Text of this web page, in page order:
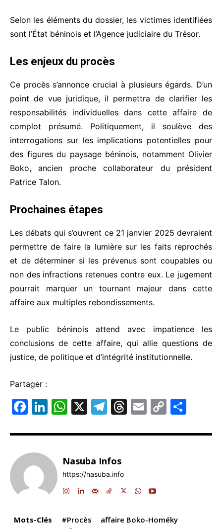
Selon les éléments du dossier, les victimes identifiées
sont l’État béninois et l’Agence judiciaire du Trésor.
Les enjeux du procès
Ce procès s’annonce crucial à plusieurs égards. D’un
point de vue juridique, il permettra de clarifier les
responsabilités individuelles dans cette affaire de
complot présumé. Politiquement, il soulève des
interrogations sur les implications potentielles pour
des figures du paysage béninois, notamment Olivier
Boko, ancien proche collaborateur du président
Patrice Talon.
Prochaines étapes
Les débats qui s’ouvrent ce 21 janvier 2025 devraient
permettre de faire la lumière sur les faits reprochés
et de déterminer si les prévenus sont coupables ou
non des infractions retenues contre eux. Le jugement
pourrait marquer un tournant majeur dans cette
affaire aux multiples rebondissements.
Le public béninois attend avec impatience les
conclusions de cette affaire, qui allie questions de
justice, de politique et d’intégrité institutionnelle.
Partager :
F
c
e
b
o
k
Li
k
e
dI
n
W
at
s
A
p
X
T
e
gr
a
m
T
e
s
E
ai
C
p ta
Nasuba Infos
https://nasuba.info
Mots-Clés #Procès
affaire Boko-Homéky